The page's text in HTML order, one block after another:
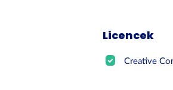
Licencek
Creative